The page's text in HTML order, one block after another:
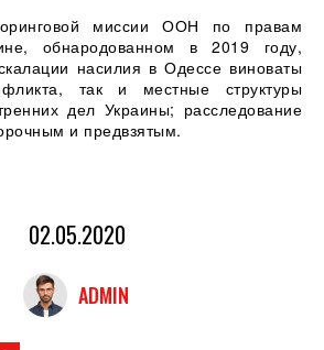
миссии ООН по правам
обнародованном в 2019 году,
насилия в Одессе виноваты
так и местные структуры
дел Украины; расследование
и предвзятым.
02.05.2020
ADMIN